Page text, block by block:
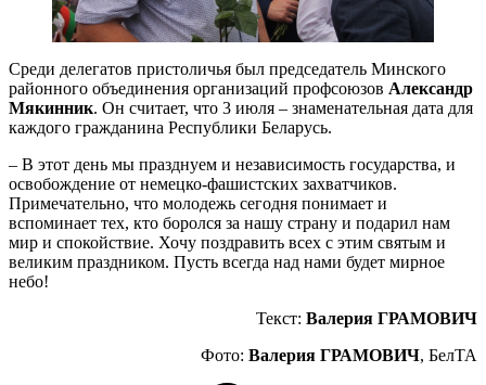
Среди делегатов пристоличья был председатель Минского
районного объединения организаций профсоюзов Александр
Мякинник. Он считает, что 3 июля – знаменательная дата для
каждого гражданина Республики Беларусь.
– В этот день мы празднуем и независимость государства, и
освобождение от немецко-фашистских захватчиков.
Примечательно, что молодежь сегодня понимает и
вспоминает тех, кто боролся за нашу страну и подарил нам
мир и спокойствие. Хочу поздравить всех с этим святым и
великим праздником. Пусть всегда над нами будет мирное
небо!
Текст: Валерия ГРАМОВИЧ
Фото: Валерия ГРАМОВИЧ, БелТА